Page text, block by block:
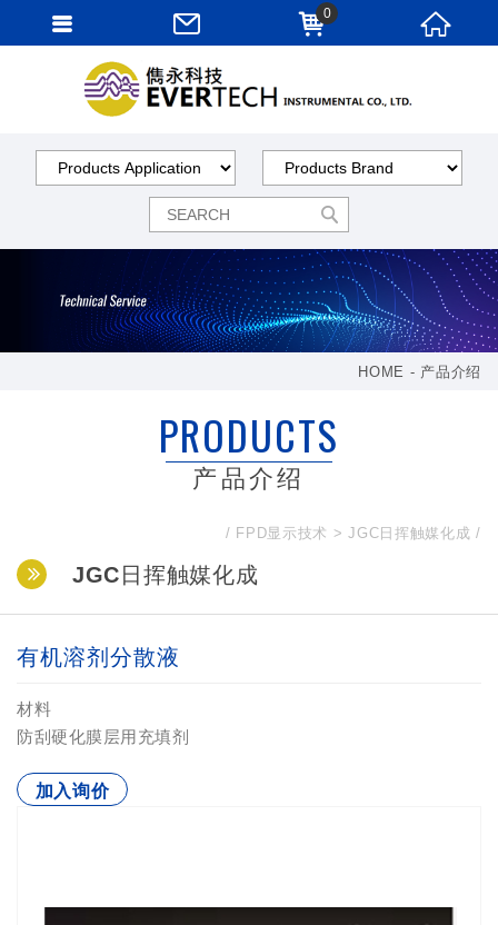
HOME 产品介绍
PRODUCTS
产品介绍
FPD显示技术 JGC日挥触媒化成
JGC日挥触媒化成
有机溶剂分散液
材料
防刮硬化膜层用充填剂
加入询价
0